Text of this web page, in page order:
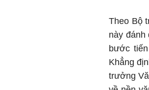
Theo Bộ
này
bước
Khẳng
trưởng